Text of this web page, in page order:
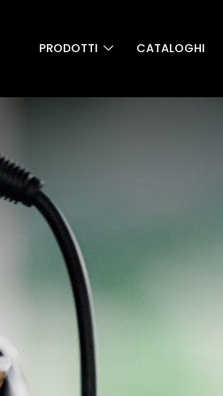
PRODOTTI CATALOGHI